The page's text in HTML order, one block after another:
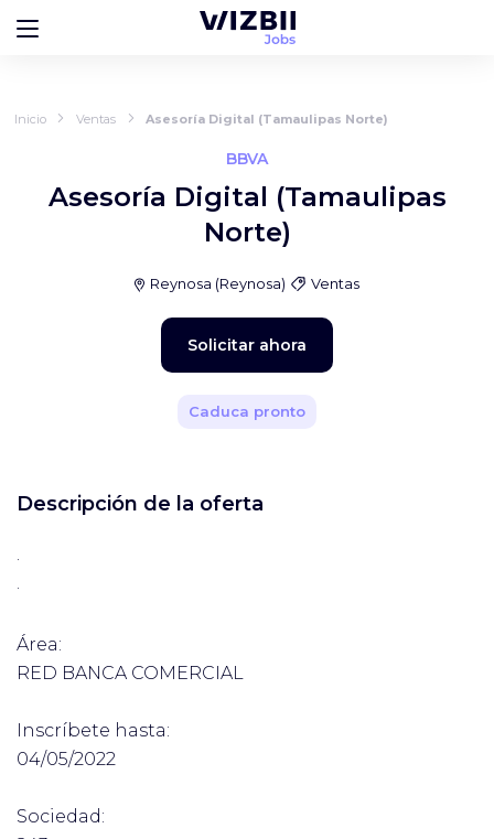
Inicio Ventas Asesoría Digital (Tamaulipas Norte)
BBVA
Asesoría Digital (Tamaulipas
Norte)
Reynosa (Reynosa) Ventas
Solicitar ahora
Caduca pronto
Descripción de la oferta
·
·
Área:
RED BANCA COMERCIAL
Inscríbete hasta:
04/05/2022
Sociedad: